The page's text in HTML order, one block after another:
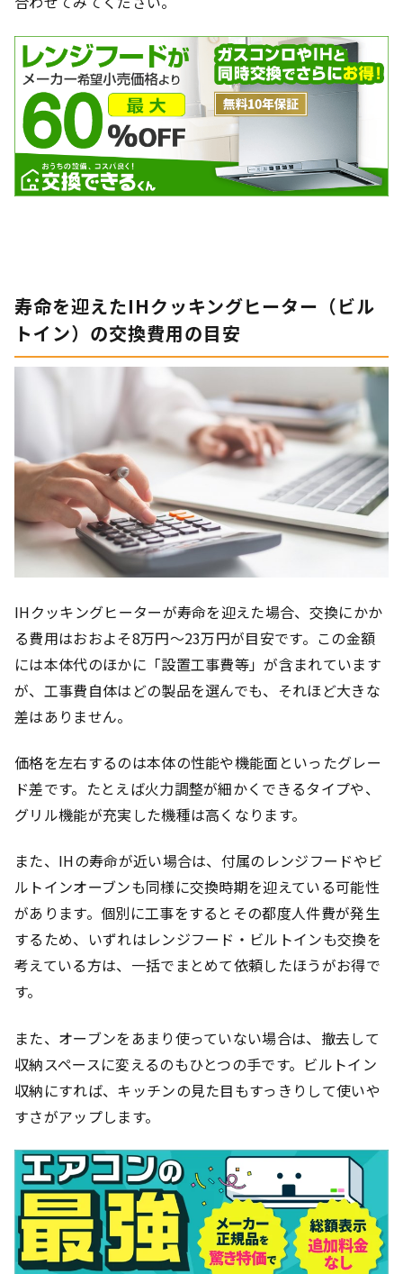
寿命を迎えたIHクッキングヒーター（ビル
トイン）の交換費用の目安
IHクッキングヒーターが寿命を迎えた場合、交換にかか
る費用はおおよそ8万円〜23万円が目安です。この金額
には本体代のほかに「設置工事費等」が含まれています
が、工事費自体はどの製品を選んでも、それほど大きな
差はありません。
価格を左右するのは本体の性能や機能面といったグレー
ド差です。たとえば火力調整が細かくできるタイプや、
グリル機能が充実した機種は高くなります。
また、IHの寿命が近い場合は、付属のレンジフードやビ
ルトインオーブンも同様に交換時期を迎えている可能性
があります。個別に工事をするとその都度人件費が発生
するため、いずれはレンジフード・ビルトインも交換を
考えている方は、一括でまとめて依頼したほうがお得で
す。
また、オーブンをあまり使っていない場合は、撤去して
収納スペースに変えるのもひとつの手です。ビルトイン
収納にすれば、キッチンの見た目もすっきりして使いや
すさがアップします。